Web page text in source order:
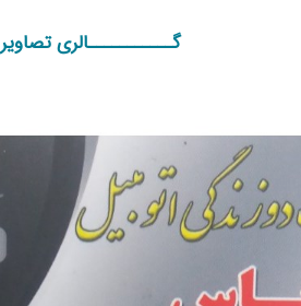
گـــــــــــالری تصاویر